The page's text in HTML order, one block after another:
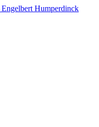
Engelbert Humperdinck